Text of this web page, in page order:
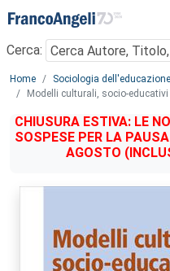
Menu
Cerca:
Main content
Home
Sociologia dell'educazione
Modelli culturali, socio-
CHIUSURA ESTIVA: LE
SOSPESE PER LA
AGOSTO